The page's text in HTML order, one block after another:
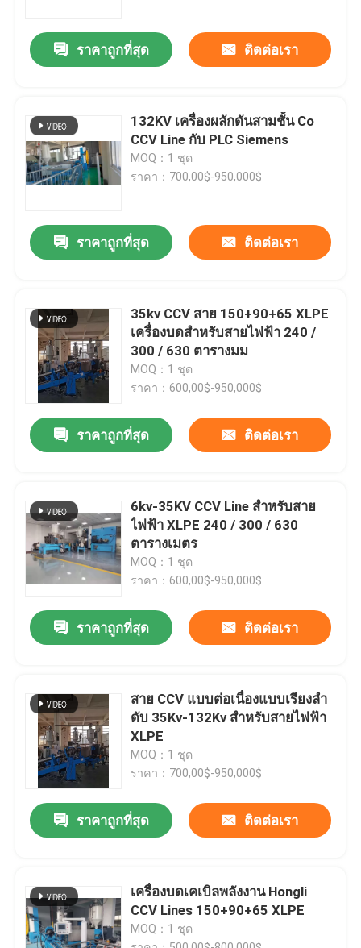
สินค้า
วิดีโอ
เกี่ยวกับเรา
การควบคุมคุณภาพ
ติดต่อเรา
ขอใบเสนอราคา
เครื่องอัดรีดสายเคเบิล
เครื่องอัดรีดลวด
ราคาถูกที่สุด ติดต่อเรา
132KV เครื่องผลักดันสามชั้น Co
CCV Line กับ PLC Siemens
MOQ：1 ชุด
ราคา：700,00$-950,000$
ราคาถูกที่สุด ติดต่อเรา
35kv CCV สาย 150+90+65 XLPE
เครื่องบดสําหรับสายไฟฟ้า 240 /
300 / 630 ตารางมม
MOQ：1 ชุด
ราคา：600,00$-950,000$
ราคาถูกที่สุด ติดต่อเรา
6kv-35KV CCV Line สําหรับสาย
ไฟฟ้า XLPE 240 / 300 / 630
ตารางเมตร
MOQ：1 ชุด
ราคา：600,00$-950,000$
ราคาถูกที่สุด ติดต่อเรา
สาย CCV แบบต่อเนื่องแบบเรียงลํา
ดับ 35Kv-132Kv สําหรับสายไฟฟ้า
XLPE
MOQ：1 ชุด
ราคา：700,00$-950,000$
ราคาถูกที่สุด ติดต่อเรา
เครื่องบดเคเบิลพลังงาน Hongli
CCV Lines 150+90+65 XLPE
MOQ：1 ชุด